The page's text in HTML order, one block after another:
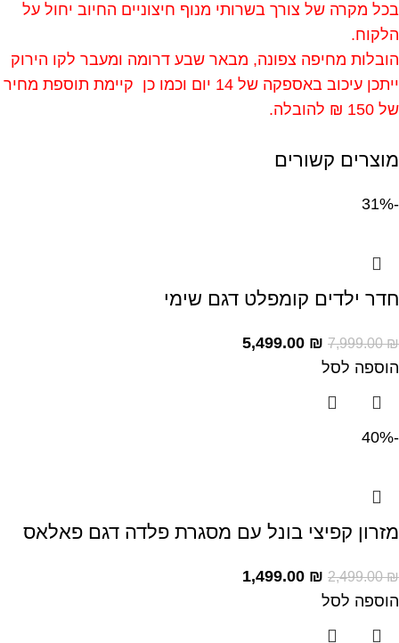
בכל מקרה של צורך בשרותי מנוף חיצוניים החיוב יחול על
הלקוח.
הובלות מחיפה צפונה, מבאר שבע דרומה ומעבר לקו הירוק
ייתכן עיכוב באספקה של 14 יום וכמו כן קיימת תוספת מחיר
של 150 ₪ להובלה.
מוצרים קשורים
-31%
חדר ילדים קומפלט דגם שימי
7,999.00₪
5,499.00 ₪
הוספה לסל
-40%
מזרון קפיצי בונל עם מסגרת פלדה דגם פאלאס
2,499.00₪
1,499.00 ₪
הוספה לסל